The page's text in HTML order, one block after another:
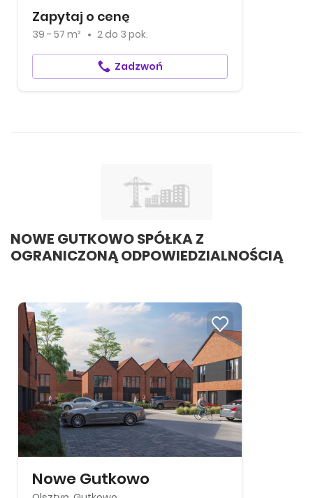
Zapytaj o cenę
39 - 57 m² 2 do 3 pok.
Zadzwoń
NOWE GUTKOWO SPÓŁKA Z
OGRANICZONĄ ODPOWIEDZIALNOŚCIĄ
Nowe Gutkowo